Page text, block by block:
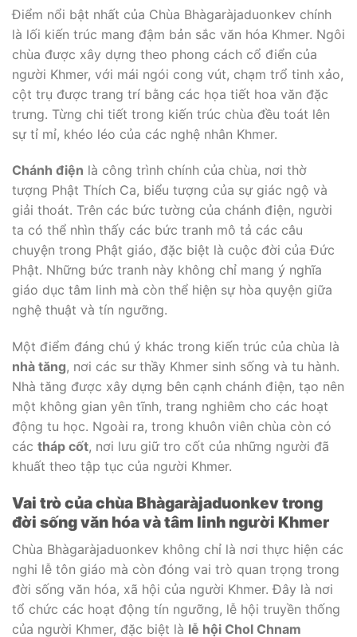
Điểm nổi bật nhất của Chùa Bhàgaràjaduonkev chính
là lối kiến trúc mang đậm bản sắc văn hóa Khmer. Ngôi
chùa được xây dựng theo phong cách cổ điển của
người Khmer, với mái ngói cong vút, chạm trổ tinh xảo,
cột trụ được trang trí bằng các họa tiết hoa văn đặc
trưng. Từng chi tiết trong kiến trúc chùa đều toát lên
sự tỉ mỉ, khéo léo của các nghệ nhân Khmer.
Chánh điện là công trình chính của chùa, nơi thờ
tượng Phật Thích Ca, biểu tượng của sự giác ngộ và
giải thoát. Trên các bức tường của chánh điện, người
ta có thể nhìn thấy các bức tranh mô tả các câu
chuyện trong Phật giáo, đặc biệt là cuộc đời của Đức
Phật. Những bức tranh này không chỉ mang ý nghĩa
giáo dục tâm linh mà còn thể hiện sự hòa quyện giữa
nghệ thuật và tín ngưỡng.
Một điểm đáng chú ý khác trong kiến trúc của chùa là
nhà tăng, nơi các sư thầy Khmer sinh sống và tu hành.
Nhà tăng được xây dựng bên cạnh chánh điện, tạo nên
một không gian yên tĩnh, trang nghiêm cho các hoạt
động tu học. Ngoài ra, trong khuôn viên chùa còn có
các tháp cốt, nơi lưu giữ tro cốt của những người đã
khuất theo tập tục của người Khmer.
Vai trò của chùa Bhàgaràjaduonkev trong
đời sống văn hóa và tâm linh người Khmer
Chùa Bhàgaràjaduonkev không chỉ là nơi thực hiện các
nghi lễ tôn giáo mà còn đóng vai trò quan trọng trong
đời sống văn hóa, xã hội của người Khmer. Đây là nơi
tổ chức các hoạt động tín ngưỡng, lễ hội truyền thống
của người Khmer, đặc biệt là lễ hội Chol Chnam